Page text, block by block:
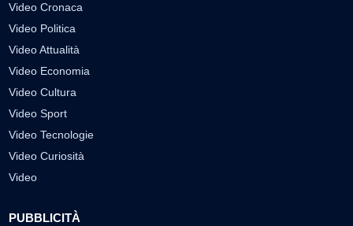
Video Cronaca
Video Politica
Video Attualità
Video Economia
Video Cultura
Video Sport
Video Tecnologie
Video Curiosità
Video
PUBBLICITÀ